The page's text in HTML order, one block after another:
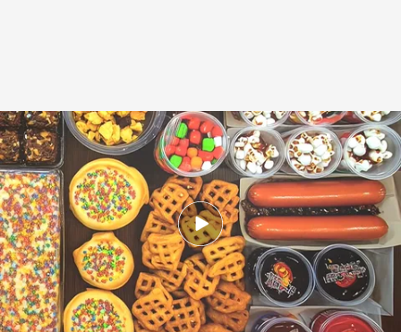
Alimentos ultraprocesados.Redacción digital Noticias Cuatro
Patricia Pereda Redacción digital Noticias Cuatro
19 NOV 2025 - 16:48h.
El consumo creciente de los alimentos
ultraprocesados está relacionado con el
aumento de enfermedades crónicas
El uso irresponsable de los antibióticos dispara